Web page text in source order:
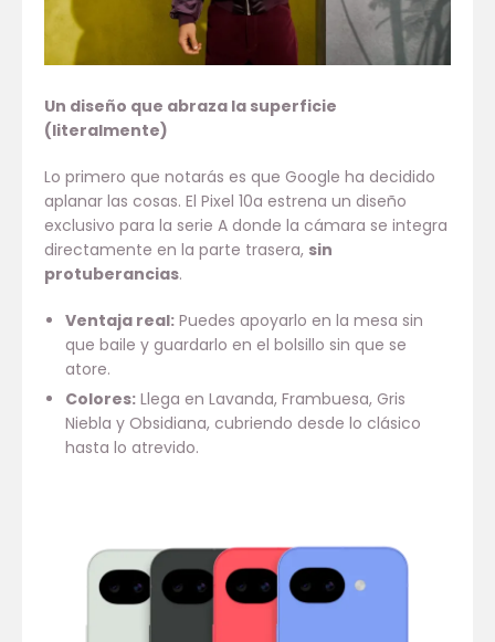
Un diseño que abraza la superficie
(literalmente)
Lo primero que notarás es que Google ha decidido
aplanar las cosas. El Pixel 10a estrena un diseño
exclusivo para la serie A donde la cámara se integra
directamente en la parte trasera, sin
protuberancias.
Ventaja real:Puedes apoyarlo en la mesa sin
que baile y guardarlo en el bolsillo sin que se
atore.
Colores:Llega en Lavanda, Frambuesa, Gris
Niebla y Obsidiana, cubriendo desde lo clásico
hasta lo atrevido.